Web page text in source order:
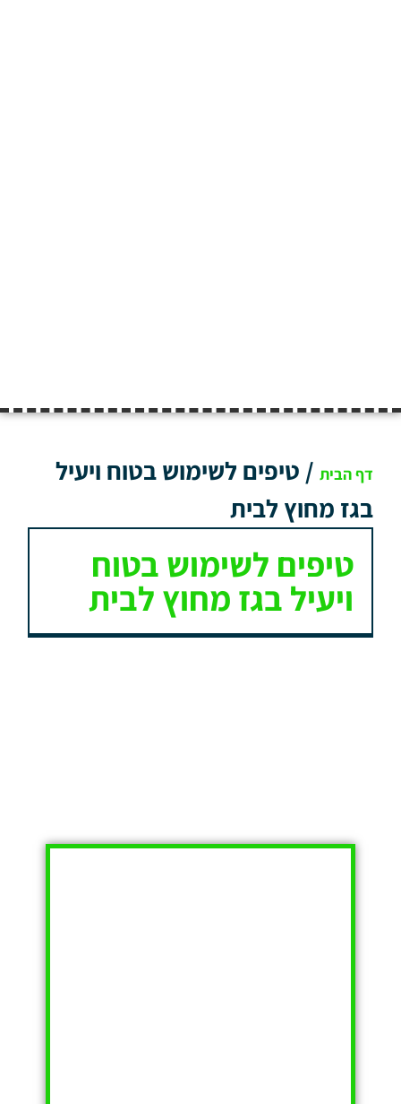
דף הבית / טיפים לשימוש בטוח ויעיל
בגז מחוץ לבית
טיפים לשימוש בטוח
ויעיל בגז מחוץ לבית